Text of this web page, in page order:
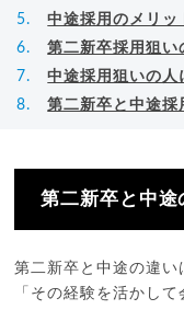
中途採用のメリッ
第二新卒採用狙い
中途採用狙いの人
第二新卒と中途採
第二新卒と中途
第二新卒と中途の違い
「その経験を活かし